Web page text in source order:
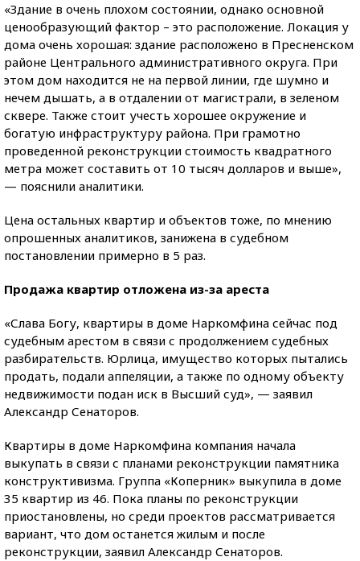
«Здание в очень плохом состоянии, однако основной
ценообразующий фактор – это расположение. Локация у
дома очень хорошая: здание расположено в Пресненском
районе Центрального административного округа. При
этом дом находится не на первой линии, где шумно и
нечем дышать, а в отдалении от магистрали, в зеленом
сквере. Также стоит учесть хорошее окружение и
богатую инфраструктуру района. При грамотно
проведенной реконструкции стоимость квадратного
метра может составить от 10 тысяч долларов и выше»,
— пояснили аналитики.
Цена остальных квартир и объектов тоже, по мнению
опрошенных аналитиков, занижена в судебном
постановлении примерно в 5 раз.
Продажа квартир отложена из-за ареста
«Слава Богу, квартиры в доме Наркомфина сейчас под
судебным арестом в связи с продолжением судебных
разбирательств. Юрлица, имущество которых пытались
продать, подали аппеляции, а также по одному объекту
недвижимости подан иск в Высший суд», — заявил
Александр Сенаторов.
Квартиры в доме Наркомфина компания начала
выкупать в связи с планами реконструкции памятника
конструктивизма. Группа «Коперник» выкупила в доме
35 квартир из 46. Пока планы по реконструкции
приостановлены, но среди проектов рассматривается
вариант, что дом останется жилым и после
реконструкции, заявил Александр Сенаторов.